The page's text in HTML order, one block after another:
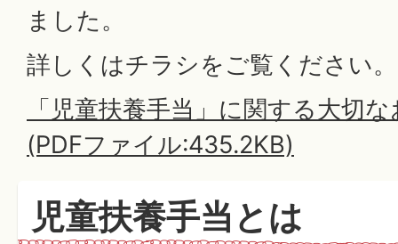
ました。
詳しくはチラシをご覧ください。
「児童扶養手当」に関する大切
(PDFファイル:435.2KB)
児童扶養手当とは